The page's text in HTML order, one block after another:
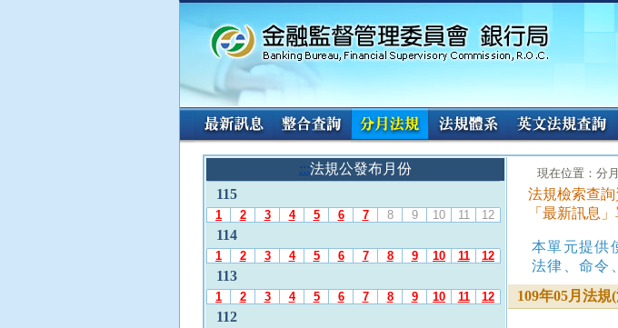
:::
請
使
用
t
+
選
擇
:::法規公發布月份
115
1 2 3 4 5 6 7 8 9 10 11 12
114
1 2 3 4 5 6 7 8 9 10 11 12
113
1 2 3 4 5 6 7 8 9 10 11 12
112
現在位置：分
法規檢索查
「最新訊息
本單元提供
法律、命令
109年05月法